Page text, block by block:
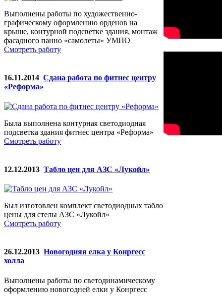
Выполнены работы по художественно-
графическому оформлению орденов на
крыше, контурной подсветке здания, монтаж
фасадного панно «самолеты» УМПО
Смотреть работу
16.11.2014 Сдана работа по фитнес центру
«Реформа»
Была выполнена контурная светодиодная
подсветка здания фитнес центра «Реформа»
Смотреть работу
12.12.2013 Табло цен для АЗС «Лукойл»
Был изготовлен комплект светодиодных табло
цены для стелы АЗС «Лукойл»
Смотреть работу
26.12.2013 Новогодняя елка у Конргесс
холла
Выполнены работы по светодинамическому
оформлению новогодней елки у Конргесс